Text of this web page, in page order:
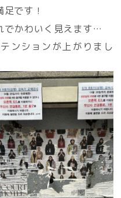
です！
でかわいく見えます…
ンションが上がりまし